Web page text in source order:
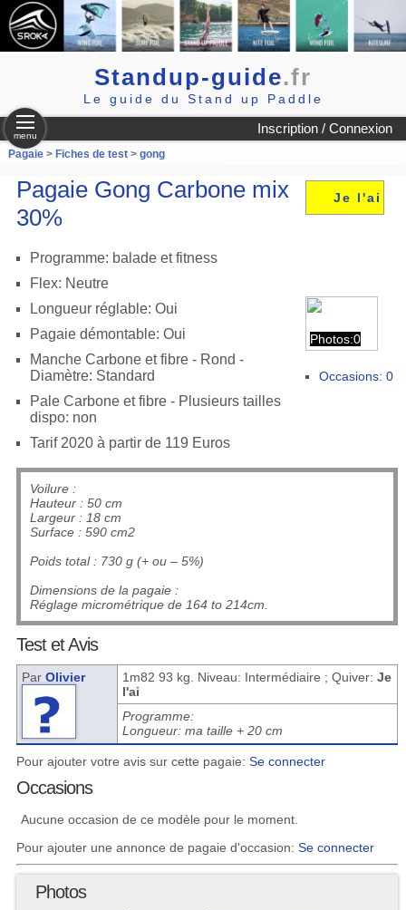
Standup-guide.fr
Le guide du Stand up Paddle
Inscription / Connexion
menu
Pagaie> Fiches de test> gong
Je l'ai
Photos:0
Occasions: 0
Pagaie Gong Carbone mix
30%
Programme: balade et fitness
Flex: Neutre
Longueur réglable: Oui
Pagaie démontable: Oui
Manche Carbone et fibre - Rond -
Diamètre: Standard
Pale Carbone et fibre - Plusieurs tailles
dispo: non
Tarif 2020 à partir de 119 Euros
Voilure :
Hauteur : 50 cm
Largeur : 18 cm
Surface : 590 cm2
Poids total : 730 g (+ ou – 5%)
Dimensions de la pagaie :
Réglage micrométrique de 164 to 214cm.
Test et Avis
Par Olivier 1m82 93 kg. Niveau: Intermédiaire ; Quiver: Je
l'ai
Programme:
Longueur: ma taille + 20 cm
Pour ajouter votre avis sur cette pagaie: Se connecter
Occasions
Aucune occasion de ce modèle pour le moment.
Pour ajouter une annonce de pagaie d'occasion: Se connecter
Photos